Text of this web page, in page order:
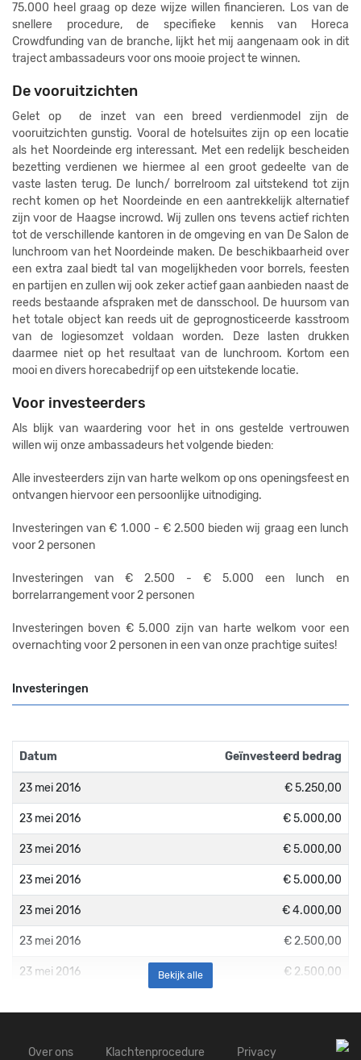
75.000 heel graag op deze wijze willen financieren. Los van de
snellere procedure, de specifieke kennis van Horeca
Crowdfunding van de branche, lijkt het mij aangenaam ook in dit
traject ambassadeurs voor ons mooie project te winnen.
De vooruitzichten
Gelet op de inzet van een breed verdienmodel zijn de
vooruitzichten gunstig. Vooral de hotelsuites zijn op een locatie
als het Noordeinde erg interessant. Met een redelijk bescheiden
bezetting verdienen we hiermee al een groot gedeelte van de
vaste lasten terug. De lunch/ borrelroom zal uitstekend tot zijn
recht komen op het Noordeinde en een aantrekkelijk alternatief
zijn voor de Haagse incrowd. Wij zullen ons tevens actief richten
tot de verschillende kantoren in de omgeving en van De Salon de
lunchroom van het Noordeinde maken. De beschikbaarheid over
een extra zaal biedt tal van mogelijkheden voor borrels, feesten
en partijen en zullen wij ook zeker actief gaan aanbieden naast de
reeds bestaande afspraken met de dansschool. De huursom van
het totale object kan reeds uit de geprognosticeerde kasstroom
van de logiesomzet voldaan worden. Deze lasten drukken
daarmee niet op het resultaat van de lunchroom. Kortom een
mooi en divers horecabedrijf op een uitstekende locatie.
Voor investeerders
Als blijk van waardering voor het in ons gestelde vertrouwen
willen wij onze ambassadeurs het volgende bieden:
Alle investeerders zijn van harte welkom op ons openingsfeest en
ontvangen hiervoor een persoonlijke uitnodiging.
Investeringen van € 1.000 - € 2.500 bieden wij graag een lunch
voor 2 personen
Investeringen van € 2.500 - € 5.000 een lunch en
borrelarrangement voor 2 personen
Investeringen boven € 5.000 zijn van harte welkom voor een
overnachting voor 2 personen in een van onze prachtige suites!
Investeringen
Datum Geïnvesteerd bedrag
23 mei 2016 € 5.250,00
23 mei 2016 € 5.000,00
23 mei 2016 € 5.000,00
23 mei 2016 € 5.000,00
23 mei 2016 € 4.000,00
23 mei 2016 € 2.500,00
23 mei 2016 € 2.500,00
Bekijk alle
Over ons Klachtenprocedure Privacy